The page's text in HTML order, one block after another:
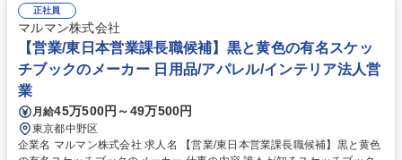
後約3ヶ月間はジョブローテーションを実施。制作の「いろは」と、コン
テンツを届けるための「運用」の両方を深く理解していただきます。 募集
職種 【動画コンテンツクリエイター】将来の監督・プロデューサー候補/
在宅制度有り
正社員
マルマン株式会社
【営業/東日本営業課長職候補】黒と黄色の有名スケッ
チブックのメーカー 日用品/アパレル/インテリア法人営
業
月給45万500円～49万500円
東京都中野区
企業名 マルマン株式会社 求人名 【営業/東日本営業課長職候補】黒と黄色